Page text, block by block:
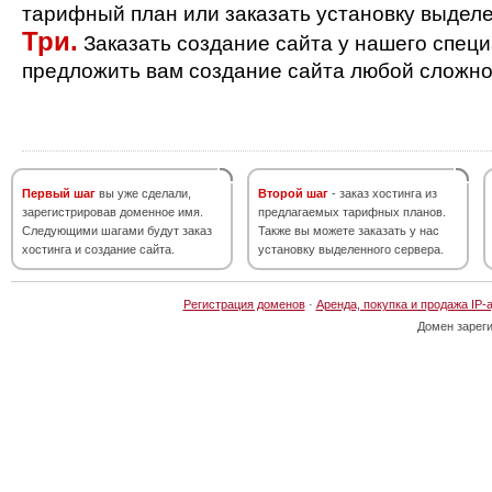
тарифный план или заказать установку
Три. Заказать создание сайта у нашего
предложить вам создание сайта любой
Первый шаг вы уже сделали,
зарегистрировав доменное имя.
Следующими шагами будут заказ
хостинга и создание сайта.
Второй шаг - заказ хостинга из
предлагаемых тарифных планов.
Также вы можете заказать у нас
установку выделенного сервера.
Регистрация доменов· Аренда, покупка и продажа IP-
Домен